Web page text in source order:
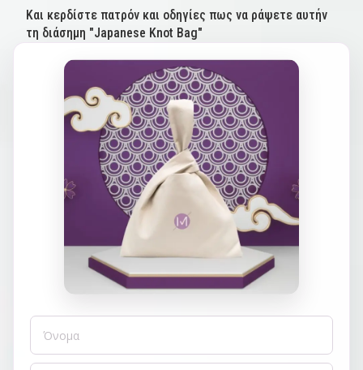
Και κερδίστε πατρόν και οδηγίες πως να ράψετε αυτήν
τη διάσημη "Japanese Knot Bag"